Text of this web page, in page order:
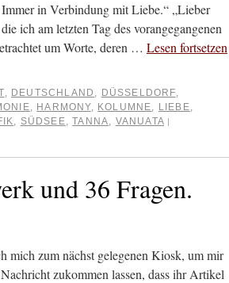
in Verbindung mit Liebe.“ „Lieber
ich am letzten Tag des vorangegangenen
um Worte, deren … Lesen fortsetzen
, DEUTSCHLAND , DÜSSELDORF,
, HARMONY, KOLUMNE, LIEBE,
, SÜDSEE,TANNA, VANUATA |
und 36 Fragen.
mich zum nächst gelegenen Kiosk, um mir
zukommen lassen, dass ihr Artikel